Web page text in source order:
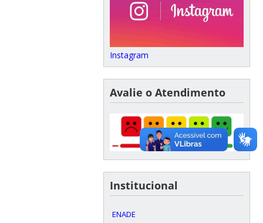
Instagram
Avalie o Atendimento
Institucional
ENADE